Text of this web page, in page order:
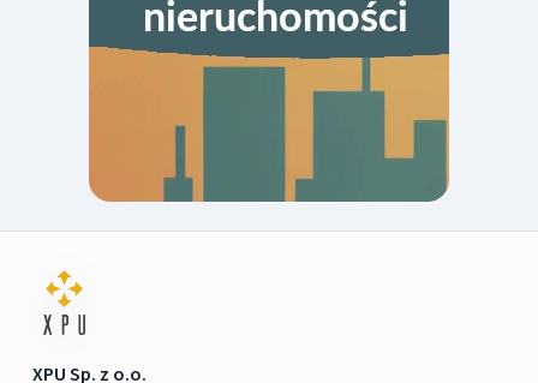
XPU Sp. z o.o.